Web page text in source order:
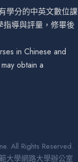
學分的中英文數位課
導與評量，修畢後
in Chinese and
obtain a
All Rights Reserved.
大學網路大學辦公室